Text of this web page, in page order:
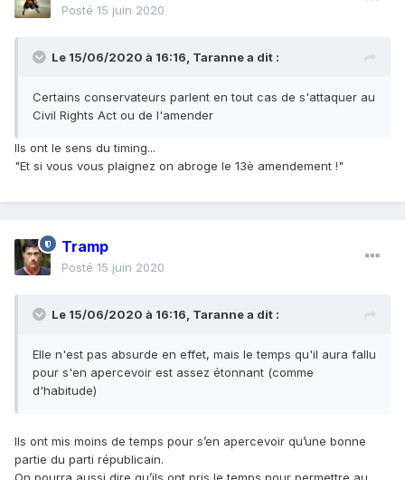
Posté 15 juin 2020
Le 15/06/2020 à 16:16, Tarannea dit :
Certains conservateurs parlent en tout cas de s'attaquer au
Civil Rights Act ou de l'amender
Ils ont le sens du timing...
"Et si vous vous plaignez on abroge le 13è amendement !"
Tramp
Posté 15 juin 2020
Le 15/06/2020 à 16:16, Tarannea dit :
Elle n'est pas absurde en effet, mais le temps qu'il aura fallu
pour s'en apercevoir est assez étonnant (comme
d'habitude)
Ils ont mis moins de temps pour s’en apercevoir qu’une bonne
partie du parti républicain.